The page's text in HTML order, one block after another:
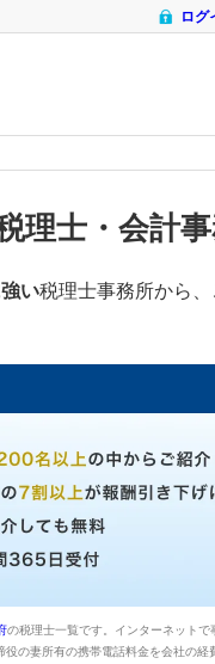
ログ
理士・会計
い税理士事務所から
の税理士一覧です。インターネット
の妻所有の携帯電話料金を会社の